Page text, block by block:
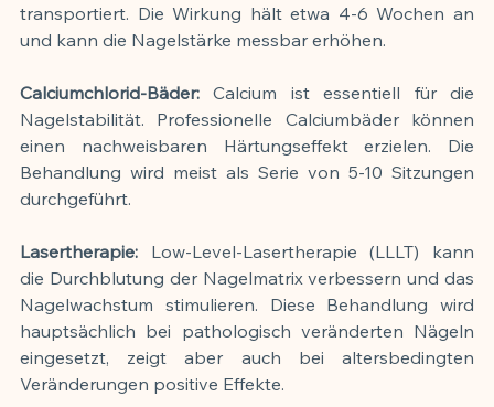
transportiert. Die Wirkung hält etwa 4-6 Wochen an
und kann die Nagelstärke messbar erhöhen.
Calciumchlorid-Bäder: Calcium ist essentiell für die
Nagelstabilität. Professionelle Calciumbäder können
einen nachweisbaren Härtungseffekt erzielen. Die
Behandlung wird meist als Serie von 5-10 Sitzungen
durchgeführt.
Lasertherapie: Low-Level-Lasertherapie (LLLT) kann
die Durchblutung der Nagelmatrix verbessern und das
Nagelwachstum stimulieren. Diese Behandlung wird
hauptsächlich bei pathologisch veränderten Nägeln
eingesetzt, zeigt aber auch bei altersbedingten
Veränderungen positive Effekte.